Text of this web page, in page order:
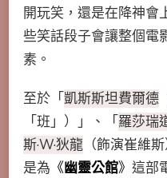
開玩笑，還是在降神會
些笑話段子會讓整個電
素。
至於「凱斯斯坦費爾德
「班」）」、「羅莎瑞
斯·W·狄龍 （飾演崔維
是為 《幽靈公館》 這部